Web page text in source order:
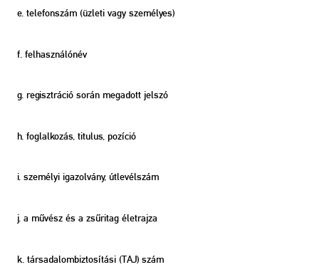
e. telefonszám (üzleti vagy személyes)
f. felhasználónév
g. regisztráció során megadott jelszó
h. foglalkozás, titulus, pozíció
i. személyi igazolvány, útlevélszám
j. a művész és a zsűritag életrajza
k. társadalombiztosítási (TAJ) szám